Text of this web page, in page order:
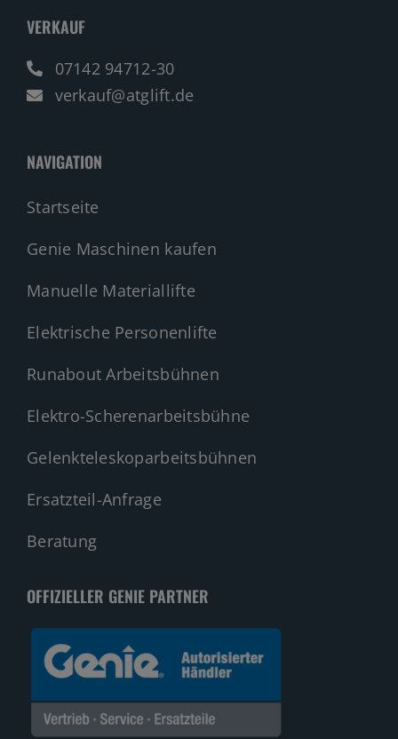
VERKAUF
07142 94712-30
verkauf@atglift.de
NAVIGATION
Startseite
Genie Maschinen kaufen
Manuelle Materiallifte
Elektrische Personenlifte
Runabout Arbeitsbühnen
Elektro-Scherenarbeitsbühne
Gelenkteleskoparbeitsbühnen
Ersatzteil-Anfrage
Beratung
OFFIZIELLER GENIE PARTNER